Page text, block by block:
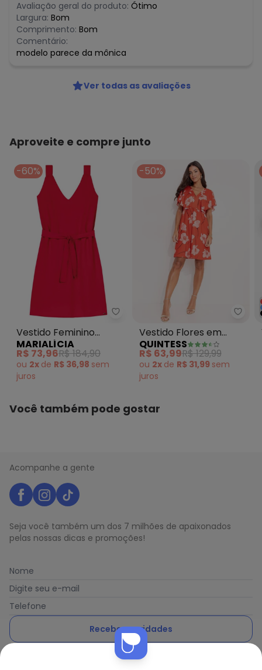
Avaliação geral do produto: Ótimo
Largura: Bom
Comprimento: Bom
Comentário:
modelo parece da mônica
Ver todas as avaliações
Aproveite e compre junto
-60%
Marialícia - Vestido Feminino
Vestido Feminino
Decote V com
Amarração Vermelho
MARIALÍCIA
R$ 73,96R$ 184,90
ou 2x de R$ 36,98 sem
juros
-50%
Vestido Flores em
Malha Fria
QUINTESS
R$ 63,99R$ 129,99
ou 2x de R$ 31,99 sem
juros
Você também pode gostar
Acompanhe a gente
Seja você também um dos 7 milhões de apaixonados
pelas nossas dicas e promoções!
Nome
Digite seu e-mail
Telefone
Receber novidades
Ao enviar o cadastro, você concorda com a nossa
Nós utilizamos cookies e tecnologias similares para melhorar sua